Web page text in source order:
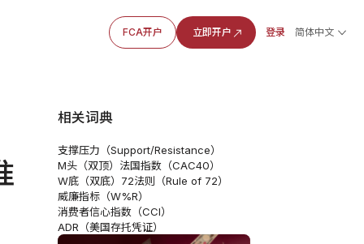
FCA开户 立即开户 登录 简体中文
相关词典
支撑压力（Support/Resistance）
M头（双顶） 法国指数（CAC40）
W底（双底） 72法则（Rule of 72）
威廉指标（W%R）
消费者信心指数（CCI）
ADR（美国存托凭证）